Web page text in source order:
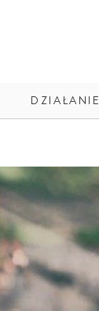
DZIAŁANIE